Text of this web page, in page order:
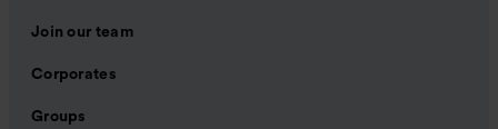
Join our team
Corporates
Groups